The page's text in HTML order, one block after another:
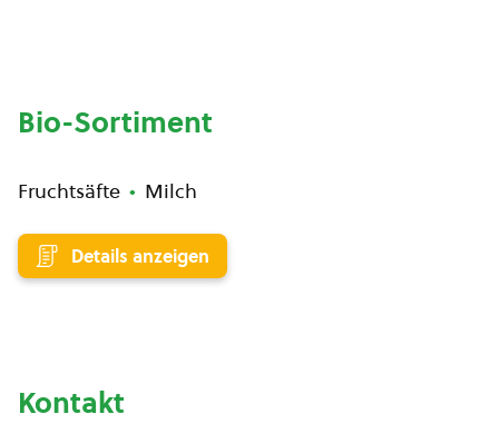
Bio-Sortiment
Fruchtsäfte Milch
Details anzeigen
Kontakt